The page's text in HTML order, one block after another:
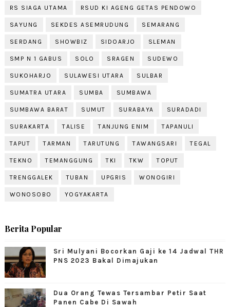
RS SIAGA UTAMA RSUD KI AGENG GETAS PENDOWO
SAYUNG SEKDES ASEMRUDUNG SEMARANG
SERDANG SHOWBIZ SIDOARJO SLEMAN
SMP N 1 GABUS SOLO SRAGEN SUDEWO
SUKOHARJO SULAWESI UTARA SULBAR
SUMATRA UTARA SUMBA SUMBAWA
SUMBAWA BARAT SUMUT SURABAYA SURADADI
SURAKARTA TALISE TANJUNG ENIM TAPANULI
TAPUT TARMAN TARUTUNG TAWANGSARI TEGAL
TEKNO TEMANGGUNG TKI TKW TOPUT
TRENGGALEK TUBAN UPGRIS WONOGIRI
WONOSOBO YOGYAKARTA
Berita Popular
Sri Mulyani Bocorkan Gaji ke 14 Jadwal THR
PNS 2023 Bakal Dimajukan
Dua Orang Tewas Tersambar Petir Saat
Panen Cabe Di Sawah